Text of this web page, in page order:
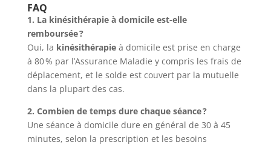
FAQ
1. La kinésithérapie à domicile est-elle
remboursée ?
Oui, la kinésithérapieà domicile est prise en charge
à 80 % par l’Assurance Maladie y compris les frais de
déplacement, et le solde est couvert par la mutuelle
dans la plupart des cas.
2. Combien de temps dure chaque séance ?
Une séance à domicile dure en général de 30 à 45
minutes, selon la prescription et les besoins